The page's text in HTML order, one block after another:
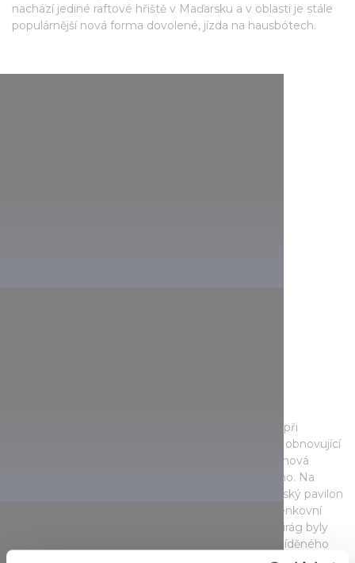
nachází jediné raftové hřiště v Maďarsku a v oblasti je stále
populárnější nová forma dovolené, jízda na hausbótech.
V této zemi pravděpodobně není nikdo, kdo by si při
pomyšlení na léto nevybavil Balaton. Neustále se obnovující
pláže největšího jezera v Maďarsku získávají stále nová
ocenění a svým hostům nabízejí vždy něco nového. Na
městské pláži v Alsóörs byl nedávno obnoven dětský pavilon
a hřiště a pro aktivní rekreanty byly instalovány venkovní
posilovací stroje. V Balatonakali na pláži Mandulavirág byly
obnoveny travnaté plochy a rozšířena možnost tříděného